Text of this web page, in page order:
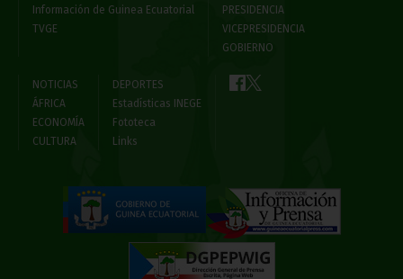
Información de Guinea Ecuatorial
TVGE
PRESIDENCIA
VICEPRESIDENCIA
GOBIERNO
NOTICIAS
ÁFRICA
ECONOMÍA
CULTURA
DEPORTES
Estadísticas INEGE
Fototeca
Links